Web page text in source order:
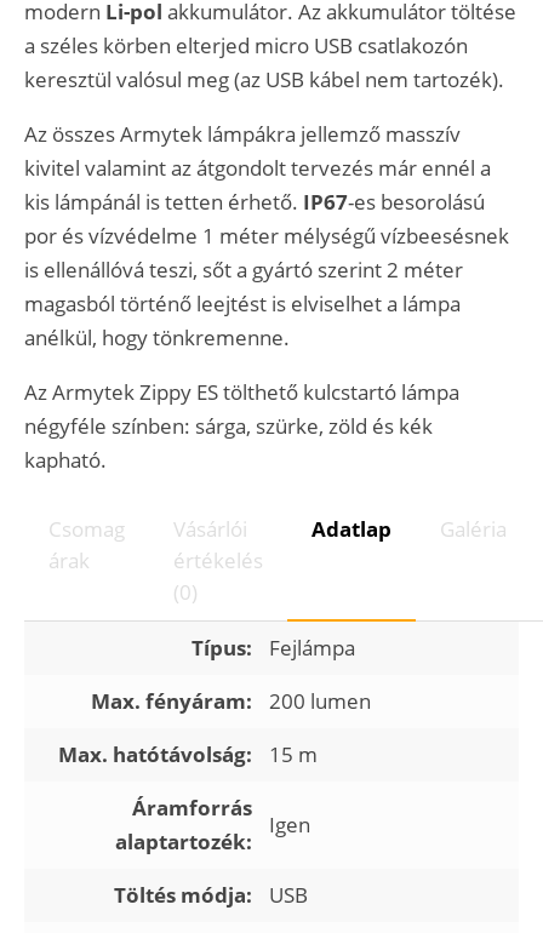
modern Li-pol akkumulátor. Az akkumulátor töltése
a széles körben elterjed micro USB csatlakozón
keresztül valósul meg (az USB kábel nem tartozék).
Az összes Armytek lámpákra jellemző masszív
kivitel valamint az átgondolt tervezés már ennél a
kis lámpánál is tetten érhető. IP67-es besorolású
por és vízvédelme 1 méter mélységű vízbeesésnek
is ellenállóvá teszi, sőt a gyártó szerint 2 méter
magasból történő leejtést is elviselhet a lámpa
anélkül, hogy tönkremenne.
Az Armytek Zippy ES tölthető kulcstartó lámpa
négyféle színben: sárga, szürke, zöld és kék
kapható.
Csomag
árak
Vásárlói
értékelés
(0)
Adatlap Galéria
Típus:
Fejlámpa
Max. fényáram:
200 lumen
Max. hatótávolság:
15 m
Áramforrás
alaptartozék:
Igen
Töltés módja:
USB